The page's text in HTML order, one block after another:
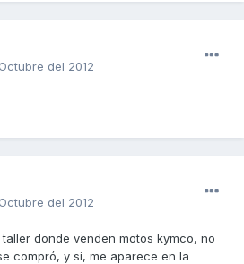
del 2012
del 2012
donde venden motos kymco, no
compró, y si, me aparece en la